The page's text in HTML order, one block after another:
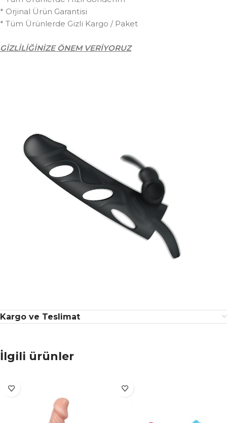
* Orjinal Ürün Garantisi
* Tüm Ürünlerde Gizli Kargo / Paket
GİZLİLİĞİNİZE ÖNEM VERİYORUZ
Kargo ve Teslimat
İlgili ürünler